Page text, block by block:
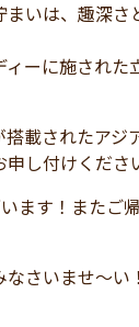
いは、趣深さ
ーに施された
載されたアジ
し付けくださ
ます！また
さいませ～い